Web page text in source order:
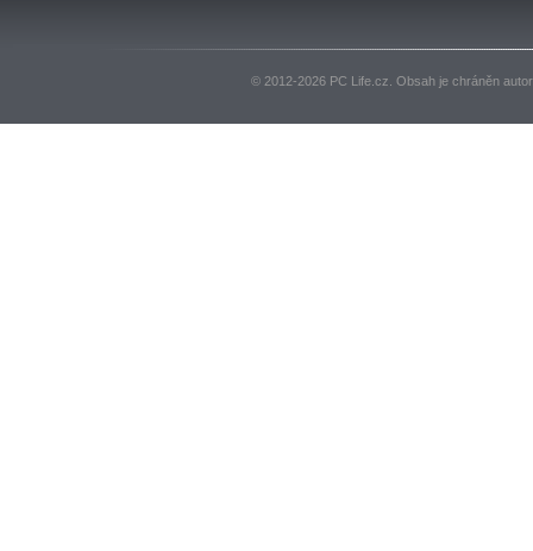
© 2012-2026 PC Life.cz. Obsah je chráněn